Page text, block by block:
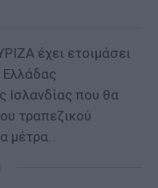
έχει ετοιμάσει
Ελλάδας
Ισλανδίας που θα
τραπεζικού
μέτρα.